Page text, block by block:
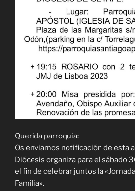
Querida parroquia:
Os enviamos notificación de esta
Diócesis organiza para el sábado
el fin de celebrar juntos la
Familia».